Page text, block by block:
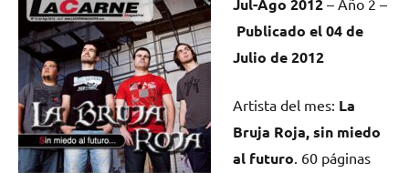
Jul-Ago 2012
Publicado el04 de
Julio de 2012
Artista del mes: La
Bruja Roja,sin miedo
al futuro . 60 páginas